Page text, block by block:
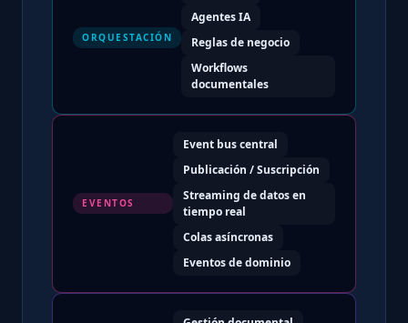
ORQUESTACIÓN
Agentes IA
Reglas de negocio
Workflows
documentales
EVENTOS
Event bus central
Publicación / Suscripción
Streaming de datos en
tiempo real
Colas asíncronas
Eventos de dominio